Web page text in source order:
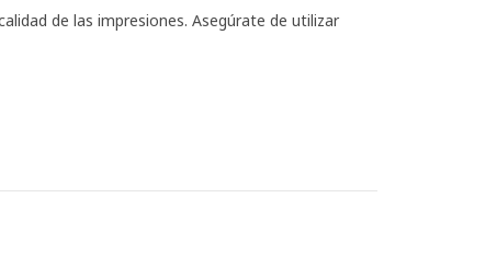
de las impresiones. Asegúrate de utilizar